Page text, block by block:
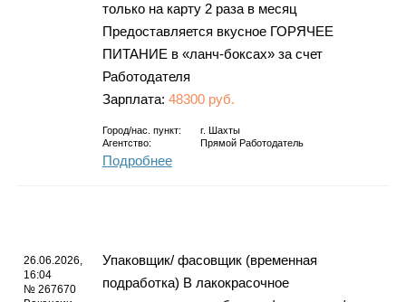
только на карту 2 раза в месяц
Предоставляется вкусное ГОРЯЧЕЕ
ПИТАНИЕ в «ланч-боксах» за счет
Работодателя
Зарплата: 48300 руб.
Город/нас. пункт: г.
Шахты
Агентство:
Прямой Работодатель
Подробнее
26.06.2026,
16:04
№ 267670
Упаковщик/ фасовщик (временная
подработка) В лакокрасочное